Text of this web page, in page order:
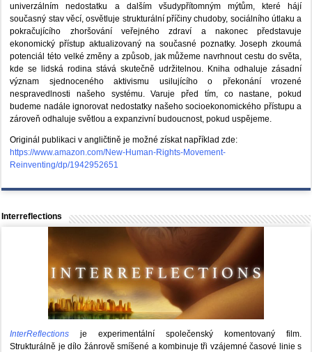
univerzálním nedostatku a dalším všudypřítomným mýtům, které hájí
současný stav věcí, osvětluje strukturální příčiny chudoby, sociálního útlaku a
pokračujícího zhoršování veřejného zdraví a nakonec představuje
ekonomický přístup aktualizovaný na současné poznatky. Joseph zkoumá
potenciál této velké změny a způsob, jak můžeme navrhnout cestu do světa,
kde se lidská rodina stává skutečně udržitelnou. Kniha odhaluje zásadní
význam sjednoceného aktivismu usilujícího o překonání vrozené
nespravedlnosti našeho systému. Varuje před tím, co nastane, pokud
budeme nadále ignorovat nedostatky našeho socioekonomického přístupu a
zároveň odhaluje světlou a expanzivní budoucnost, pokud uspějeme.
Originál publikaci v angličtině je možné získat například zde:
https://www.amazon.com/New-Human-Rights-Movement-
Reinventing/dp/1942952651
Interreflections
InterReflections je experimentální společenský komentovaný film.
Strukturálně je dílo žánrově smíšené a kombinuje tři vzájemné časové linie s